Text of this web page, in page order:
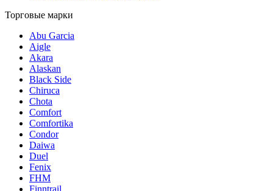
Торговые марки
Abu Garcia
Aigle
Akara
Alaskan
Black Side
Chiruca
Chota
Comfort
Comfortika
Condor
Daiwa
Duel
Fenix
FHM
Finntrail